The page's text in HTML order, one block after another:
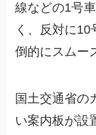
線などの1号
く、反対に
倒的にスムー
国土交通省の
い案内板が設